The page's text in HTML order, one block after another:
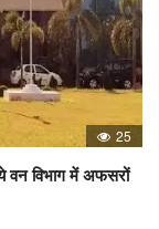
25
वन विभाग में अफसरों